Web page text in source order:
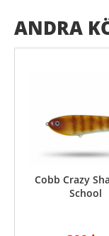
ANDRA
Cobb Crazy
School